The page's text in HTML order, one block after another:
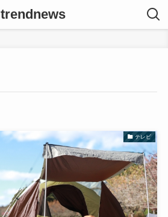
trendnews
テレビ